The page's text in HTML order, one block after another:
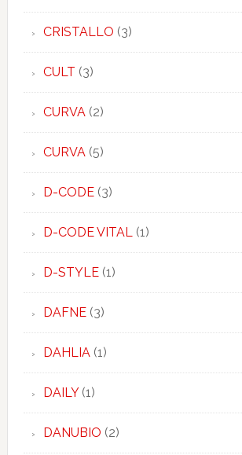
CRISTALLO (3)
CULT (3)
CURVA(2)
CURVA(5)
D-CODE(3)
D-CODE VITAL(1)
D-STYLE(1)
DAFNE(3)
DAHLIA(1)
DAILY(1)
DANUBIO (2)